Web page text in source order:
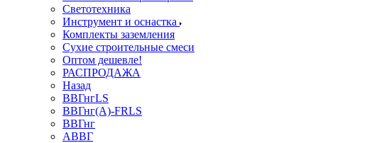
Светотехника
Инструмент и оснастка
Комплекты заземления
Сухие строительные смеси
Оптом дешевле!
РАСПРОДАЖА
Назад
ВВГнгLS
ВВГнг(А)-FRLS
ВВГнг
АВВГ